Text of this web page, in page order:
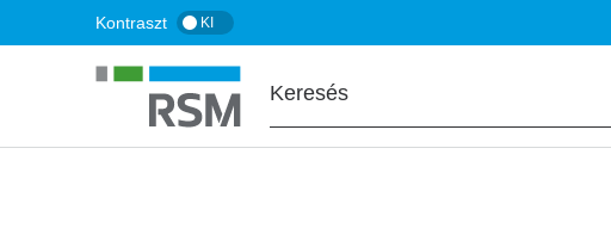
a
tartalomra
Kontraszt KI